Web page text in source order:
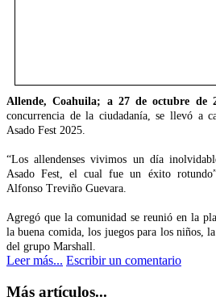
Allende, Coahuila; a 27 de octubre de
concurrencia de la ciudadanía, se llevó a
Asado Fest 2025.
“Los allendenses vivimos un día
Asado Fest, el cual fue un éxito
Alfonso Treviño Guevara.
Agregó que la comunidad se reunió en la
la buena comida, los juegos para los niños,
del grupo Marshall.
Leer más... Escribir un comentario
Más artículos...